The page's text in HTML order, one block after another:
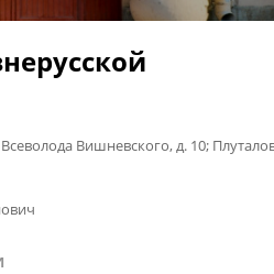
Вишневского, д. 10;